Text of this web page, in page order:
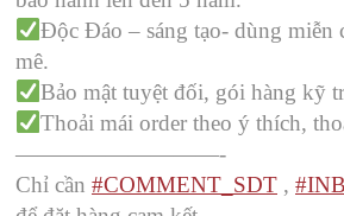
Độc Đáo – sáng tạo- dùng miễn
mê.
Bảo mật tuyệt đối, gói hàng kỹ
Thoải mái order theo ý thích,
—————————-
Chỉ cần #COMMENT_SDT , #